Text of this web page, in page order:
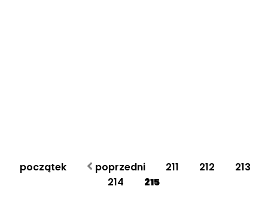
początek poprzedni 211 212
213
214
215